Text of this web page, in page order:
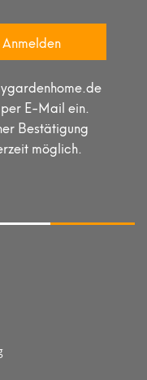
Anmelden
E-Mail ein.
Bestätigung
möglich.